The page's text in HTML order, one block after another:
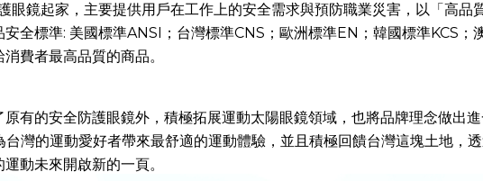
眼鏡起家，主要提供用戶在工作上的安全需求與預防職業災害，以「高品
全標準: 美國標準ANSI；台灣標準CNS；歐洲標準EN；韓國標準KCS；
費者最高品質的商品。
有的安全防護眼鏡外，積極拓展運動太陽眼鏡領域，也將品牌理念做出
灣的運動愛好者帶來最舒適的運動體驗，並且積極回饋台灣這塊土地，
動未來開啟新的一頁。